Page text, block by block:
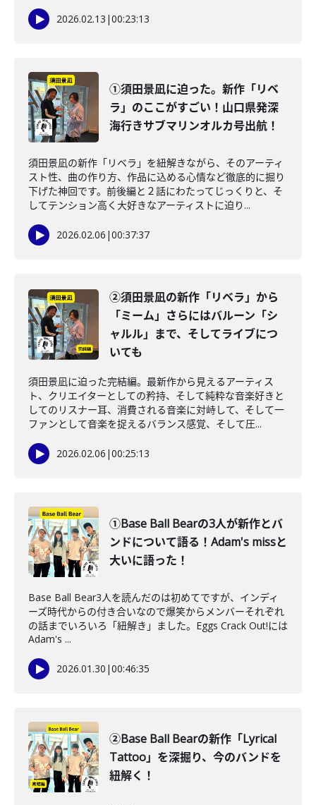
2026.02.13 |00:23:13
①須田景凪に迫った。新作「リベ
ラ」のここがすごい！山口県発深
海行きサブマリンオルカ号出航！
須田景凪の新作「リベラ」を紐解きながら、そのアーティ
スト性、曲の作り方、作品に込める心情など徹底的に掘り
下げた神回です。前後編と２話にわたってじっくりと、そ
してテンション高く大好きなアーティストに迫り...
2026.02.06 |00:37:37
②須田景凪の新作「リベラ」から
「ミーム」さらにはバルーン「シ
ャルル」まで、そしてライブにつ
いても
須田景凪に迫った完結編。最新作から見えるアーティス
ト、クリエイターとしての矜持、そして純粋な音楽好きと
してのリスナー耳、消費される音楽に対峙して、そして一
ファンとして音楽を捉えるバランス感覚、そして圧...
2026.02.06 |00:25:13
①Base Ball Bearの3人が新作とバ
ンドについて語る！Adam's missと
大いに語った！
Base Ball Bear3人を読んだのは初めてですが、インディ
ーズ時代からの付き合いなので爆笑からメンバーそれぞれ
の話までいろいろ「紐解き」ました。Eggs Crack Out!には
Adam's ...
2026.01.30 |00:46:35
②Base Ball Bearの新作「Lyrical
Tattoo」を深掘り、今のバンドを
紐解く！